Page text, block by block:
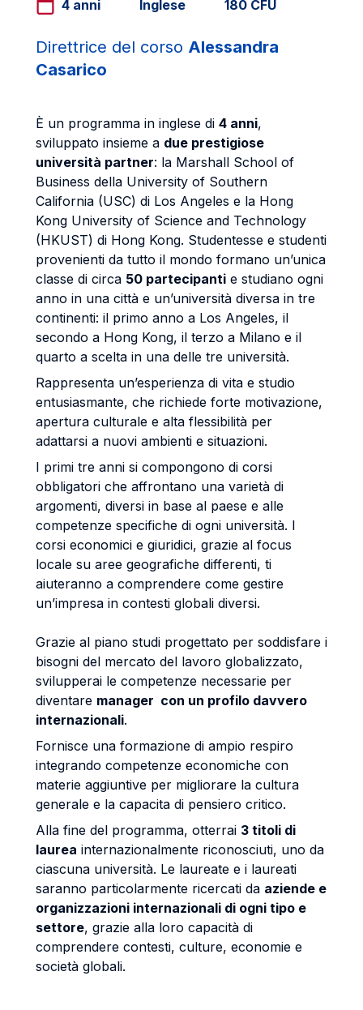
4 anni Inglese 180 CFU
Direttrice del corso Alessandra
Casarico
È un programma in inglese di 4 anni,
sviluppato insieme a due prestigiose
università partner: la Marshall School of
Business della University of Southern
California (USC) di Los Angeles e la Hong
Kong University of Science and Technology
(HKUST) di Hong Kong. Studentesse e studenti
provenienti da tutto il mondo formano un’unica
classe di circa 50 partecipanti e studiano ogni
anno in una città e un’università diversa in tre
continenti: il primo anno a Los Angeles, il
secondo a Hong Kong, il terzo a Milano e il
quarto a scelta in una delle tre università.
Rappresenta un’esperienza di vita e studio
entusiasmante, che richiede forte motivazione,
apertura culturale e alta flessibilità per
adattarsi a nuovi ambienti e situazioni.
I primi tre anni si compongono di corsi
obbligatori che affrontano una varietà di
argomenti, diversi in base al paese e alle
competenze specifiche di ogni università. I
corsi economici e giuridici, grazie al focus
locale su aree geografiche differenti, ti
aiuteranno a comprendere come gestire
un’impresa in contesti globali diversi.
Grazie al piano studi progettato per soddisfare i
bisogni del mercato del lavoro globalizzato,
svilupperai le competenze necessarie per
diventare manager con un profilo davvero
internazionali.
Fornisce una formazione di ampio respiro
integrando competenze economiche con
materie aggiuntive per migliorare la cultura
generale e la capacita di pensiero critico.
Alla fine del programma, otterrai 3 titoli di
laurea internazionalmente riconosciuti, uno da
ciascuna università. Le laureate e i laureati
saranno particolarmente ricercati da aziende e
organizzazioni internazionali di ogni tipo e
settore, grazie alla loro capacità di
comprendere contesti, culture, economie e
società globali.